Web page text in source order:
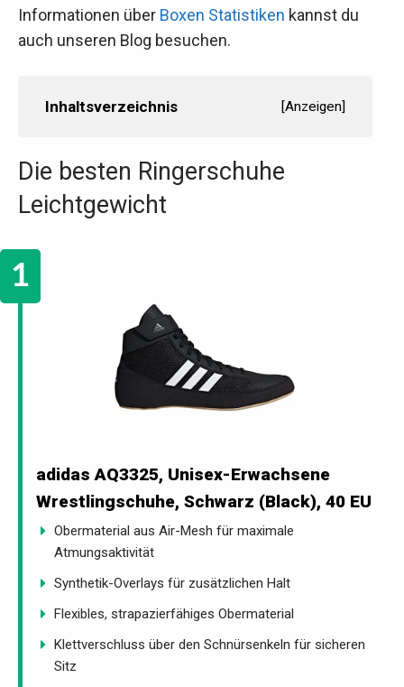
Informationen über Boxen Statistiken kannst du
auch unseren Blog besuchen.
Inhaltsverzeichnis [Anzeigen]
Die besten Ringerschuhe
Leichtgewicht
adidas AQ3325, Unisex-Erwachsene
Wrestlingschuhe, Schwarz (Black), 40 EU
Obermaterial aus Air-Mesh für maximale
Atmungsaktivität
Synthetik-Overlays für zusätzlichen Halt
Flexibles, strapazierfähiges Obermaterial
Klettverschluss über den Schnürsenkeln für sicheren
Sitz